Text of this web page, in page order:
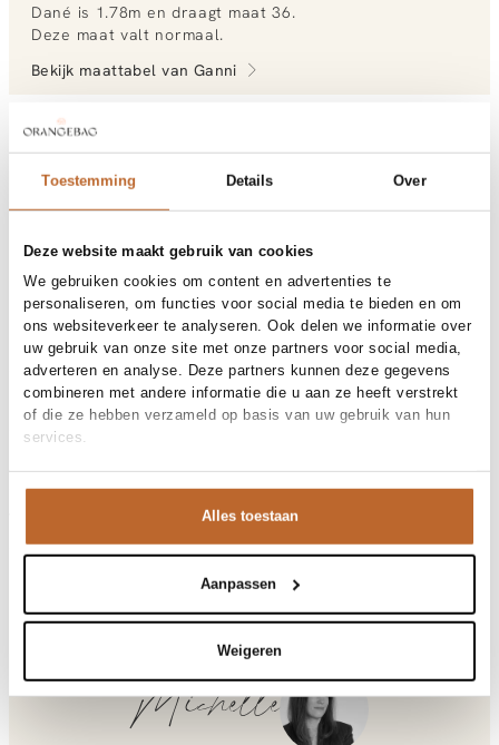
Toestemming Details Over
Deze website maakt gebruik van cookies
We gebruiken cookies om content en advertenties te
personaliseren, om functies voor social media te bieden en om
ons websiteverkeer te analyseren. Ook delen we informatie over
uw gebruik van onze site met onze partners voor social media,
adverteren en analyse. Deze partners kunnen deze gegevens
combineren met andere informatie die u aan ze heeft verstrekt
of die ze hebben verzameld op basis van uw gebruik van hun
services.
Alles toestaan
Aanpassen
Weigeren
Dané is 1.78m en draagt maat 36.
Deze maat valt normaal.
Bekijk maattabel van Ganni
Bekijk meer outfits van Dané
Vandaag besteld, morgen gratis in huis
30 dagen bedenktijd
Materiaal en verzorging
Fabric
Fabric: 100% organic cotton
Materiaal
Katoen
Reiniging
30°C machine wash
Maat en pasvorm
Maatadvies
A1080143
Variantnummer
00036108
Chicory Coffee
Co-ords
Zakken
Opgestikte zakken, Steekzakken
Gelegenheid
Festival
Organic cotton cargo broek
Bij Orangebag ontvang je gratis verzending vanaf €99. Alle
bestellingen worden verzonden met een track & trace-code,
uur op werkdagen? Dan wordt je pakket vandaag nog
Vragen of hulp nodig?
Heb je vragen over onze producten of heb je hulp nodig bij
het plaatsen van een bestelling? Onze klantenservice staat
Shop the look
Michelle